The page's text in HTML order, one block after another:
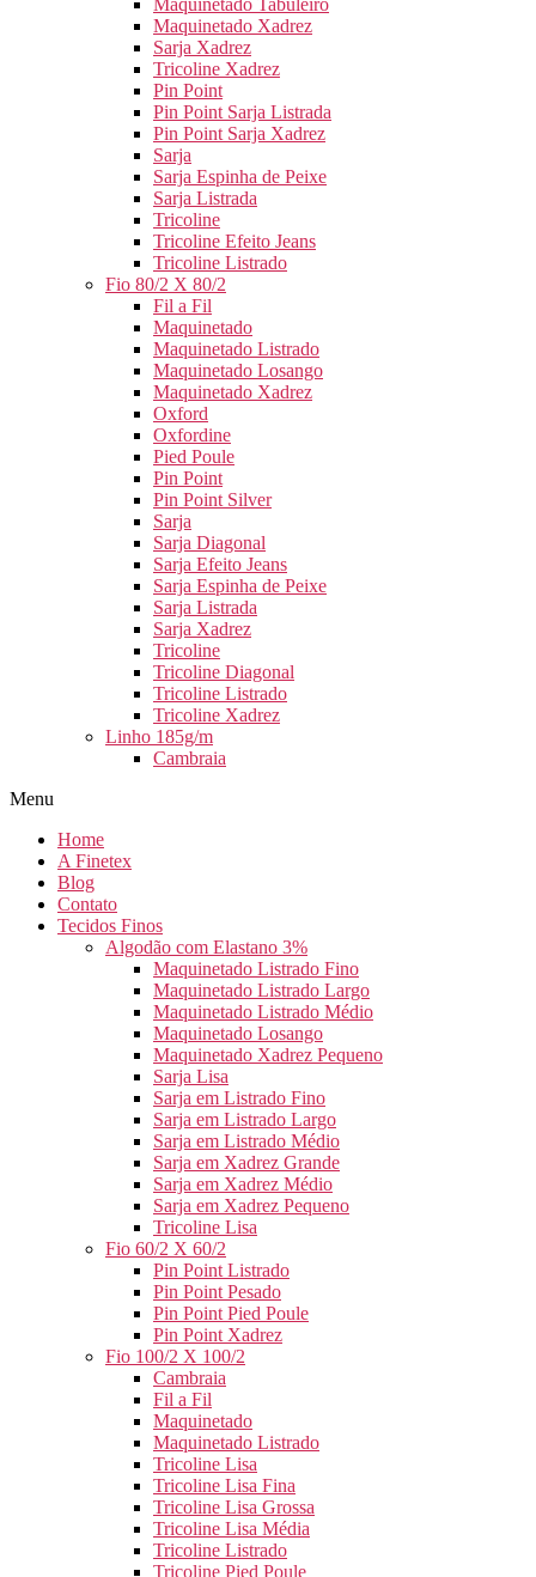
Maquinetado Tabuleiro
Maquinetado Xadrez
Sarja Xadrez
Tricoline Xadrez
Pin Point
Pin Point Sarja Listrada
Pin Point Sarja Xadrez
Sarja
Sarja Espinha de Peixe
Sarja Listrada
Tricoline
Tricoline Efeito Jeans
Tricoline Listrado
Fio 80/2 X 80/2
Fil a Fil
Maquinetado
Maquinetado Listrado
Maquinetado Losango
Maquinetado Xadrez
Oxford
Oxfordine
Pied Poule
Pin Point
Pin Point Silver
Sarja
Sarja Diagonal
Sarja Efeito Jeans
Sarja Espinha de Peixe
Sarja Listrada
Sarja Xadrez
Tricoline
Tricoline Diagonal
Tricoline Listrado
Tricoline Xadrez
Linho 185g/m
Cambraia
Menu
Home
A Finetex
Blog
Contato
Tecidos Finos
Algodão com Elastano 3%
Maquinetado Listrado Fino
Maquinetado Listrado Largo
Maquinetado Listrado Médio
Maquinetado Losango
Maquinetado Xadrez Pequeno
Sarja Lisa
Sarja em Listrado Fino
Sarja em Listrado Largo
Sarja em Listrado Médio
Sarja em Xadrez Grande
Sarja em Xadrez Médio
Sarja em Xadrez Pequeno
Tricoline Lisa
Fio 60/2 X 60/2
Pin Point Listrado
Pin Point Pesado
Pin Point Pied Poule
Pin Point Xadrez
Fio 100/2 X 100/2
Cambraia
Fil a Fil
Maquinetado
Maquinetado Listrado
Tricoline Lisa
Tricoline Lisa Fina
Tricoline Lisa Grossa
Tricoline Lisa Média
Tricoline Listrado
Tricoline Pied Poule